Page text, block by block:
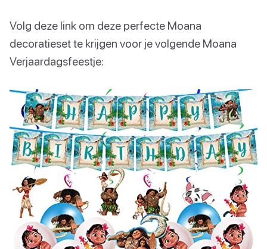
Volg deze link om deze perfecte Moana
decoratieset te krijgen voor je volgende Moana
Verjaardagsfeestje: